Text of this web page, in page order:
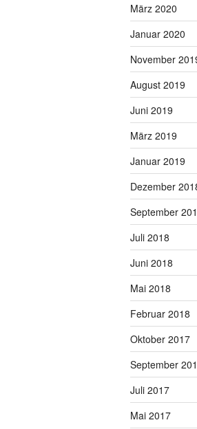
März 2020
Januar 2020
November
August 2019
Juni 2019
März 2019
Januar 2019
Dezember
September
Juli 2018
Juni 2018
Mai 2018
Februar 2018
Oktober 2017
September
Juli 2017
Mai 2017